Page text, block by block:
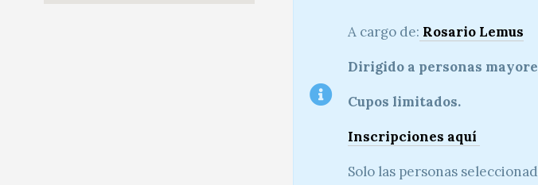
A cargo de: Rosario Lemus
Dirigido a personas
Cupos limitados.
Inscripciones aquí
Solo las personas